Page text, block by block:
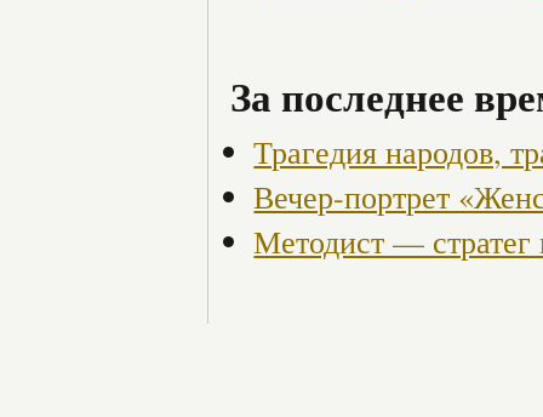
За последнее
Трагедия народов,
Вечер-портрет
Методист — стратег